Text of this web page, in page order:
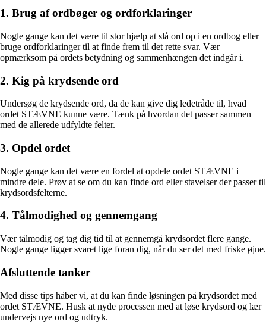
1. Brug af ordbøger og ordforklaringer
Nogle gange kan det være til stor hjælp at slå ord op i en ordbog eller
bruge ordforklaringer til at finde frem til det rette svar. Vær
opmærksom på ordets betydning og sammenhængen det indgår i.
2. Kig på krydsende ord
Undersøg de krydsende ord, da de kan give dig ledetråde til, hvad
ordet STÆVNE kunne være. Tænk på hvordan det passer sammen
med de allerede udfyldte felter.
3. Opdel ordet
Nogle gange kan det være en fordel at opdele ordet STÆVNE i
mindre dele. Prøv at se om du kan finde ord eller stavelser der passer til
krydsordsfelterne.
4. Tålmodighed og gennemgang
Vær tålmodig og tag dig tid til at gennemgå krydsordet flere gange.
Nogle gange ligger svaret lige foran dig, når du ser det med friske øjne.
Afsluttende tanker
Med disse tips håber vi, at du kan finde løsningen på krydsordet med
ordet STÆVNE. Husk at nyde processen med at løse krydsord og lær
undervejs nye ord og udtryk.